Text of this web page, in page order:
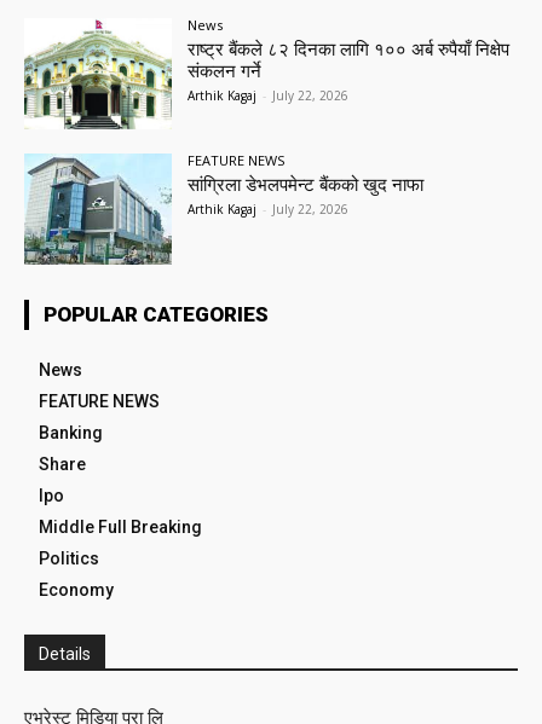
News
राष्ट्र बैंकले ८२ दिनका लागि १०० अर्ब रुपैयाँ निक्षेप
संकलन गर्ने
Arthik Kagaj - July 22, 2026
FEATURE NEWS
सांग्रिला डेभलपमेन्ट बैंकको खुद नाफा
Arthik Kagaj - July 22, 2026
POPULAR CATEGORIES
News
FEATURE NEWS
Banking
Share
Ipo
Middle Full Breaking
Politics
Economy
Details
एभरेस्ट मिडिया प्रा लि